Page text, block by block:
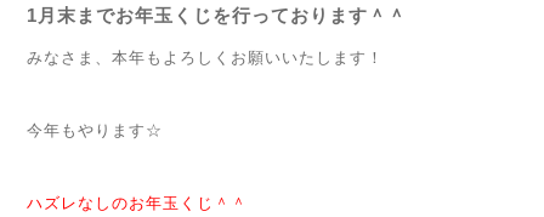
1月末までお年玉くじを行っております＾＾
みなさま、本年もよろしくお願いいたします！
今年もやります☆
ハズレなしのお年玉くじ＾＾